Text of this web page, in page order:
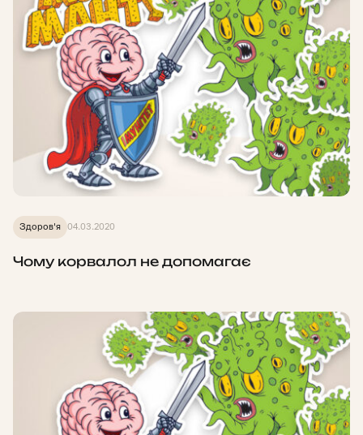
Здоров'я 04.03.2020
Чому корвалол не допомагає